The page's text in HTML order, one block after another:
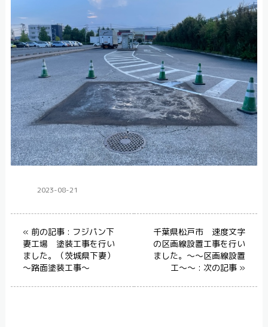
2023-08-21
« 前の記事 : フジパン下
妻工場 塗装工事を行い
ました。（茨城県下妻）
～路面塗装工事～
千葉県松戸市 速度文字
の区画線設置工事を行い
ました。～～区画線設置
工～～ : 次の記事 »